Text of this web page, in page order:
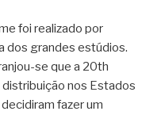
foi realizado por
dos grandes estúdios.
se que a 20th
nos Estados
fazer um